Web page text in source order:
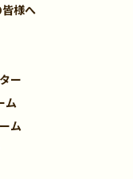
様へ
ー
ム
ム